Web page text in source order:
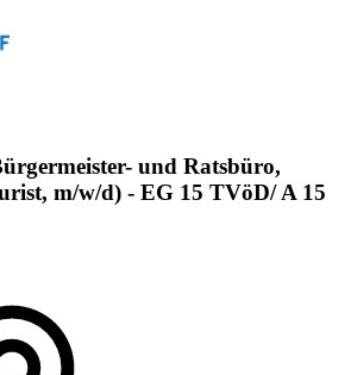
und Ratsbüro,
m/w/d) - EG 15 TVöD/ A 15